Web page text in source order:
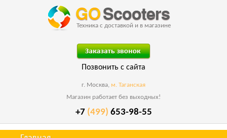
Техника с доставкой и в магазине
Позвонить с сайта
г. Москва, м. Таганская
Магазин работает без выходных!
+7 (499) 653-98-55